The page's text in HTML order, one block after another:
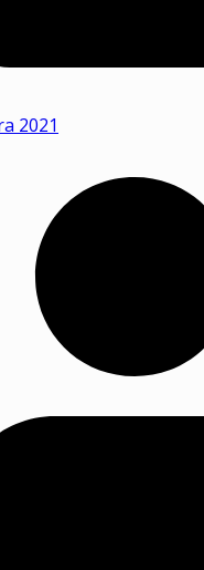
2021